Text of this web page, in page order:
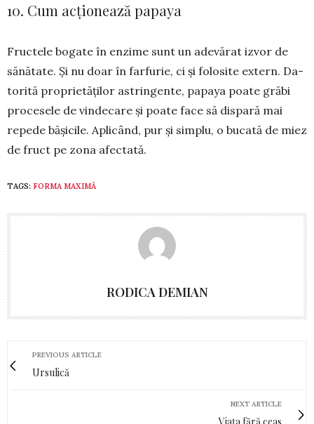
10. Cum acționează papaya
Fructele bogate în enzime sunt un adevărat izvor de
să­nă­tate. Și nu doar în farfurie, ci și folo­site extern. Da­
torită pro­prietăților astringente, papaya poa­te grăbi
procesele de vin­decare și poate face să dispară mai
repede bășicile. Apli­când, pur și simplu, o bucată de miez
de fruct pe zona afec­tată.
TAGS: FORMA MAXIMĂ
RODICA DEMIAN
PREVIOUS ARTICLE
Ursulică
NEXT ARTICLE